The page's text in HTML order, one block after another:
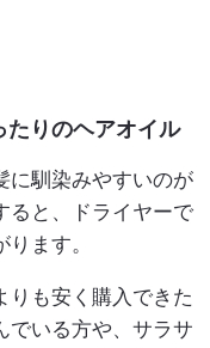
たりのヘアオイル
に馴染みやすいのが
ると、ドライヤーで
ます。
りも安く購入できた
でいる方や、サラサ